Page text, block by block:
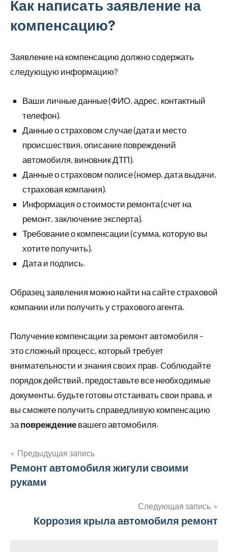
Как написать заявление на
компенсацию?
Заявление на компенсацию должно содержать
следующую информацию?
Ваши личные данные (ФИО, адрес, контактный
телефон).
Данные о страховом случае (дата и место
происшествия, описание повреждений
автомобиля, виновник ДТП).
Данные о страховом полисе (номер, дата выдачи,
страховая компания).
Информация о стоимости ремонта (счет на
ремонт, заключение эксперта).
Требование о компенсации (сумма, которую вы
хотите получить).
Дата и подпись.
Образец заявления можно найти на сайте страховой
компании или получить у страхового агента.
Получение компенсации за ремонт автомобиля –
это сложный процесс, который требует
внимательности и знания своих прав. Соблюдайте
порядок действий, предоставьте все необходимые
документы, будьте готовы отстаивать свои права, и
вы сможете получить справедливую компенсацию
за повреждение вашего автомобиля.
Навигация
по
Предыдущая запись
Ремонт автомобиля жигули своими
руками
Следующая запись
Коррозия крыла автомобиля ремонт